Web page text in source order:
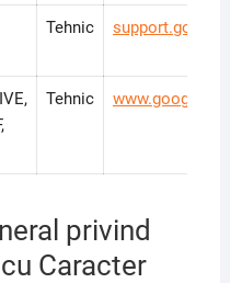
Tehnic
Tehnic
privind
Caracter